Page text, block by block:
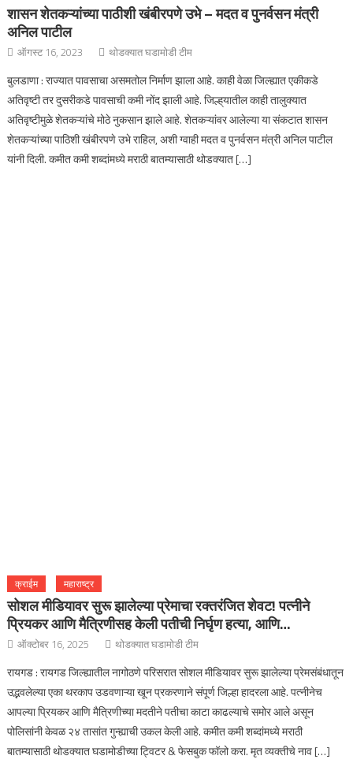
शासन शेतकऱ्यांच्या पाठीशी खंबीरपणे उभे – मदत व पुनर्वसन मंत्री
अनिल पाटील
ऑगस्ट 16, 2023 थोडक्यात घडामोडी टीम
बुलडाणा : राज्यात पावसाचा असमतोल निर्माण झाला आहे. काही वेळा जिल्ह्यात एकीकडे
अतिवृष्टी तर दुसरीकडे पावसाची कमी नोंद झाली आहे. जिल्ह्‌यातील काही तालुक्यात
अतिवृष्टीमुळे शेतकऱ्यांचे मोठे नुकसान झाले आहे. शेतकऱ्यांवर आलेल्या या संकटात शासन
शेतकऱ्यांच्या पाठिशी खंबीरपणे उभे राहिल, अशी ग्वाही मदत व पुनर्वसन मंत्री अनिल पाटील
यांनी दिली. कमीत कमी शब्दांमध्ये मराठी बातम्यासाठी थोडक्यात […]
क्राईम महाराष्ट्र
सोशल मीडियावर सुरू झालेल्या प्रेमाचा रक्तरंजित शेवट! पत्नीने
प्रियकर आणि मैत्रिणीसह केली पतीची निर्घृण हत्या, आणि…
ऑक्टोबर 16, 2025 थोडक्यात घडामोडी टीम
रायगड : रायगड जिल्ह्यातील नागोठणे परिसरात सोशल मीडियावर सुरू झालेल्या प्रेमसंबंधातून
उद्भवलेल्या एका थरकाप उडवणाऱ्या खून प्रकरणाने संपूर्ण जिल्हा हादरला आहे. पत्नीनेच
आपल्या प्रियकर आणि मैत्रिणीच्या मदतीने पतीचा काटा काढल्याचे समोर आले असून
पोलिसांनी केवळ २४ तासांत गुन्ह्याची उकल केली आहे. कमीत कमी शब्दांमध्ये मराठी
बातम्यासाठी थोडक्यात घडामोडीच्या ट्विटर & फेसबुक फॉलो करा. मृत व्यक्तीचे नाव […]